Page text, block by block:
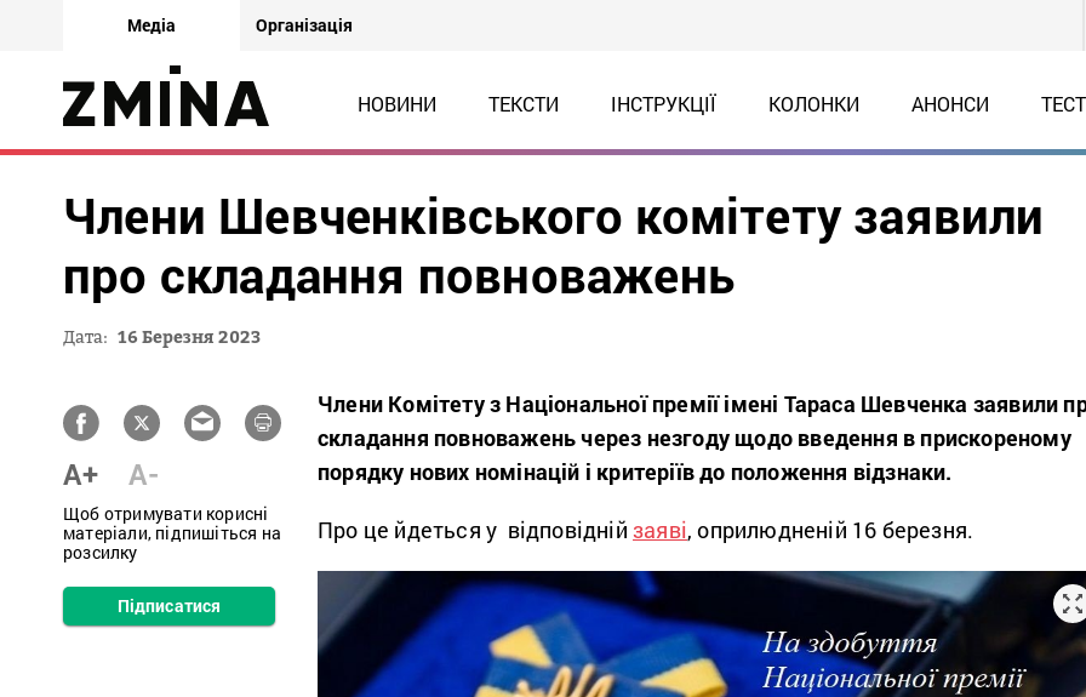
Медіа Організація
НОВИНИ ТЕКСТИ ІНСТРУКЦІЇ КОЛОНКИ АНОНСИ
Члени Шевченківського комітету заявили
про складання повноважень
Дата: 16 Березня 2023
A+ A-
Щоб отримувати корисні
матеріали, підпишіться на
розсилку
Підписатися
Члени Комітету з Національної премії імені Тараса Шевченка заявили
складання повноважень через незгоду щодо введення в прискореному
порядку нових номінацій і критеріїв до положення відзнаки.
Про це йдеться у відповідній заяві, оприлюдненій 16 березня.